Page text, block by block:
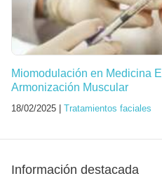
Miomodulación en Medicina
Armonización Muscular
18/02/2025 | Tratamientos faciales
Información destacada